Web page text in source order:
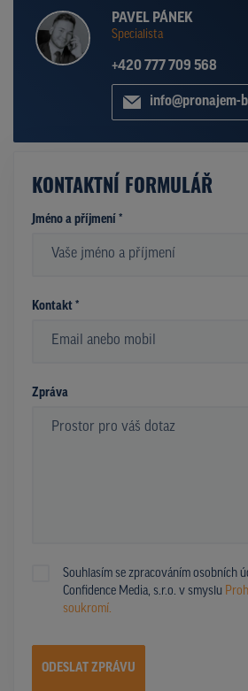
PAVEL PÁNEK
Specialista
+420 777 709 568
info@pronajem-
KONTAKTNÍ FORMULÁŘ
Jméno a příjmení *
Kontakt *
Zpráva
Souhlasím se zpracováním osobních
Confidence Media, s.r.o. v smyslu
soukromí.
ODESLAT ZPRÁVU